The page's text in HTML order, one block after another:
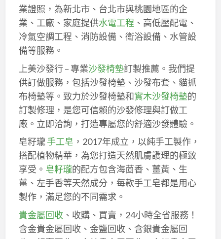
業證照，為新北市、台北市與桃園地區的企
業、工廠、家庭提供水電工程 、高低壓配電、
冷氣空調工程、消防設備、衛浴設備、水管設
備等服務。
上美沙發行 – 專業沙發椅墊訂製推薦。我們提
供訂做服務，包括沙發椅墊、沙發布套、貓抓
布椅墊等。致力於沙發椅墊和實木沙發椅墊的
訂製修理，是您可信賴的沙發修理與訂做工
廠。立即洽詢，打造專屬您的舒適沙發體驗。
皂籽瓏手工皂 ，2017年成立，以純手工製作，
搭配植物精華，為您打造天然肌膚護理的極致
享受。 皂籽瓏的配方包含海茴香、薑黃、生
薑、左手香等天然成分，每款手工皂都是用心
製作，滿足您的不同需求。
貴金屬回收、收購、買賣，24小時全省服務！
含金貴金屬回收、金鹽回收、含銀貴金屬回